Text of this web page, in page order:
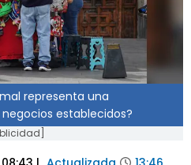
representa una
establecidos?